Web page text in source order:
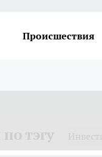
Происшествия